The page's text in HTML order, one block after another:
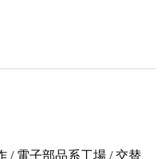
/ 電子部品系工場 / 交替